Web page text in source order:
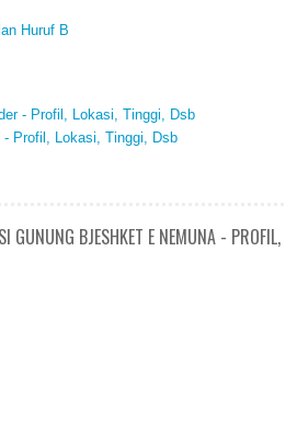
Huruf B
- Profil, Lokasi, Tinggi, Dsb
- Profil, Lokasi, Tinggi, Dsb
GUNUNG BJESHKET E NEMUNA - PROFIL,